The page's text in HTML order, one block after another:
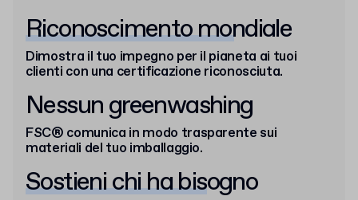
Riconoscimento mondiale
Dimostra il tuo impegno per il pianeta ai tuoi
clienti con una certificazione riconosciuta.
Nessun greenwashing
FSC® comunica in modo trasparente sui
materiali del tuo imballaggio.
Sostieni chi ha bisogno